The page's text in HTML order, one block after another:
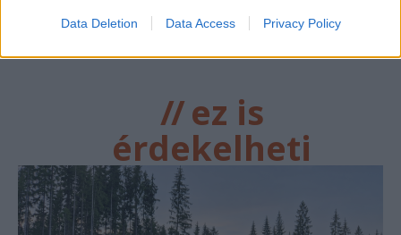
Data Deletion Data Access Privacy Policy
//ez is
érdekelheti